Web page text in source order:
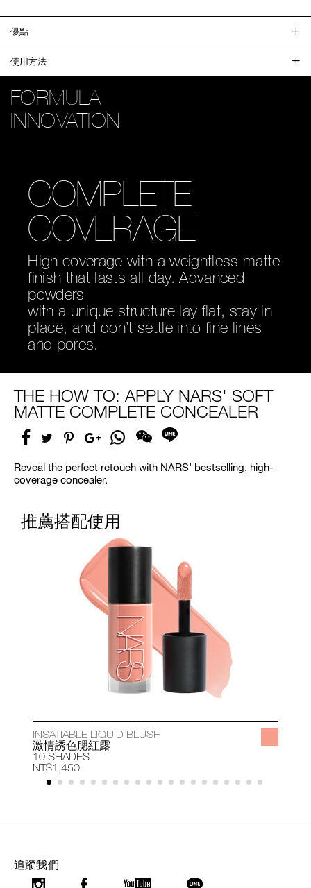
優點
使用方法
FORMULA
INNOVATION
COMPLETE
COVERAGE
High coverage with a weightless matte
finish that lasts all day. Advanced
powders
with a unique structure lay flat, stay in
place, and don’t settle into fine lines
and pores.
FORMULA
INNOVATION
BLURS AND
SMOOTH
Optimal Diffusion Powder helps absorb
and retract light to blur imperfections
while peptides
and hyaluronic acid help plump the
look of skin, reducing the appearance
fo pores and wrinkles.
THE HOW TO: APPLY NARS' SOFT
MATTE COMPLETE CONCEALER
Facebook
Twitter PinterestGoogle
Plus
Share
至
Line
Reveal the perfect retouch with NARS’ bestselling, high-
coverage concealer.
推薦搭配使用
INSATIABLE LIQUID BLUSH
激情誘色腮紅露
10 SHADES
NT$1,450
追蹤我們